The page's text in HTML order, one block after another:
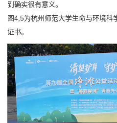
到确实很有意义。
图4,5为杭州师范大学生命与环境科
证书。